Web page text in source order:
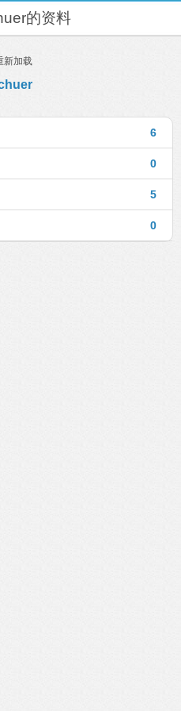
的资料
新加载
6
0
5
0